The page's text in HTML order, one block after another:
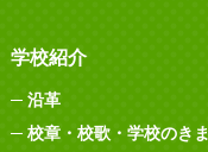
学校紹介
沿革
校章・校歌・学校のき